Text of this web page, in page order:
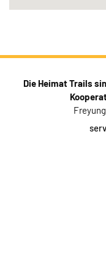
Die Heimat Trails